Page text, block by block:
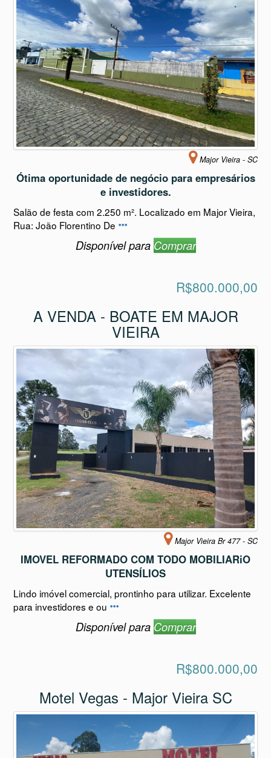
Major Vieira - SC
Ótima oportunidade de negócio para empresários
e investidores.
Salão de festa com 2.250 m². Localizado em Major Vieira,
Rua: João Florentino De
Disponível para Comprar
R$800.000,00
A VENDA - BOATE EM MAJOR
VIEIRA
Major Vieira Br 477 - SC
IMOVEL REFORMADO COM TODO MOBILIARiO
UTENSÍLIOS
Lindo imóvel comercial, prontinho para utilizar. Excelente
para investidores e ou
Disponível para Comprar
R$800.000,00
Motel Vegas - Major Vieira SC